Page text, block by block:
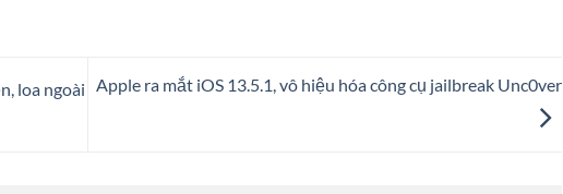
loa ngoài
Apple ra mắt iOS 13.5.1, vô hiệu hóa công cụ jailbreak Unc0ver